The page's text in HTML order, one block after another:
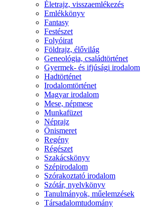
Életrajz, visszaemlékezés
Emlékkönyv
Fantasy
Festészet
Folyóirat
Földrajz, élővilág
Geneológia, családtörténet
Gyermek- és ifjúsági irodalom
Hadtörténet
Irodalomtörténet
Magyar irodalom
Mese, népmese
Munkafüzet
Néprajz
Önismeret
Regény
Régészet
Szakácskönyv
Szépirodalom
Szórakoztató irodalom
Szótár, nyelvkönyv
Tanulmányok, műelemzések
Társadalomtudomány